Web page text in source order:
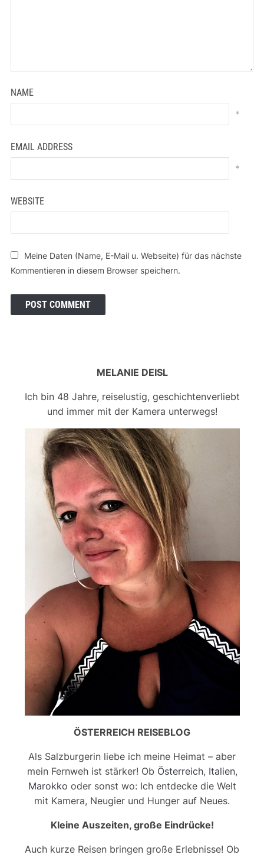
NAME
*
EMAIL ADDRESS
*
WEBSITE
Meine Daten (Name, E-Mail u. Webseite) für das nächste
Kommentieren in diesem Browser speichern.
MELANIE DEISL
Ich bin 48 Jahre, reiselustig, geschichtenverliebt
und immer mit der Kamera unterwegs!
ÖSTERREICH REISEBLOG
Als Salzburgerin liebe ich meine Heimat – aber
mein Fernweh ist stärker! Ob Österreich, Italien,
Marokko oder sonst wo: Ich entdecke die Welt
mit Kamera, Neugier und Hunger auf Neues.
Kleine Auszeiten, große Eindrücke!
Auch kurze Reisen bringen große Erlebnisse! Ob